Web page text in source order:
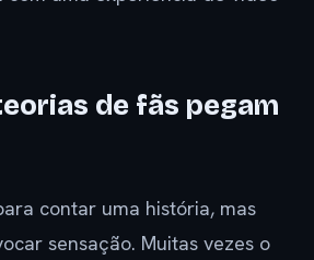
de fãs pegam
contar uma história, mas
sensação. Muitas vezes o